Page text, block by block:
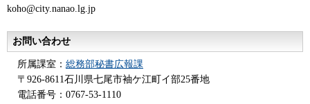
koho@city.nanao.lg.jp
お問い合わせ
所属課室： 総務部秘書広報課
〒926-8611石川県七尾市袖ケ江町イ部25番地
電話番号：0767-53-1110